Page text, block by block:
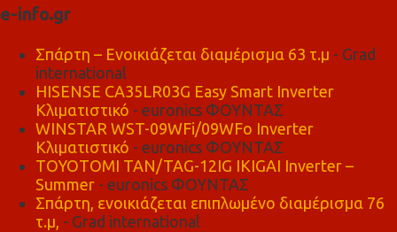
e-info.gr
Σπάρτη – Ενοικιάζεται διαμέρισμα 63 τ.μ - Grad
international
HISENSE CA35LR03G Easy Smart Inverter
Κλιματιστικό - euronics ΦΟΥΝΤΑΣ
WINSTAR WST-09WFi/09WFo Inverter
Κλιματιστικό - euronics ΦΟΥΝΤΑΣ
TOYOTOMI TAN/TAG-12IG IKIGAI Inverter –
Summer - euronics ΦΟΥΝΤΑΣ
Σπάρτη, ενοικιάζεται επιπλωμένο διαμέρισμα 76
τ.μ, - Grad international